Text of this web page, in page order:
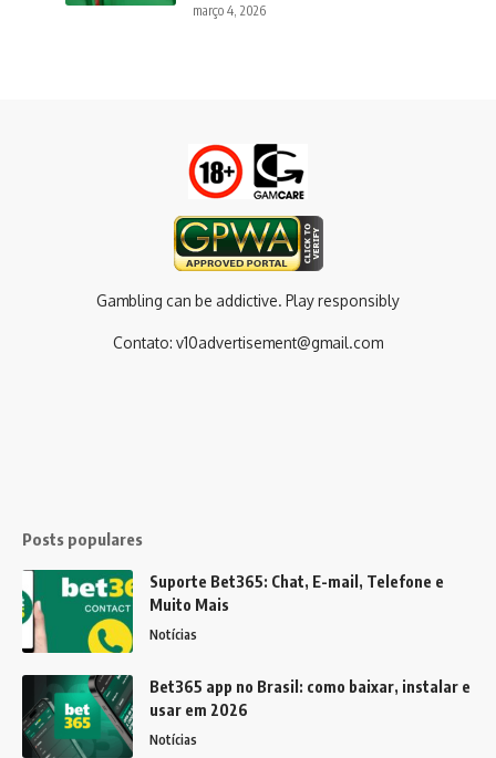
março 4, 2026
Gambling can be addictive. Play responsibly
Contato: v10advertisement@gmail.com
Posts populares
Suporte Bet365: Chat, E-mail, Telefone e
Muito Mais
Notícias
Bet365 app no Brasil: como baixar, instalar e
usar em 2026
Notícias